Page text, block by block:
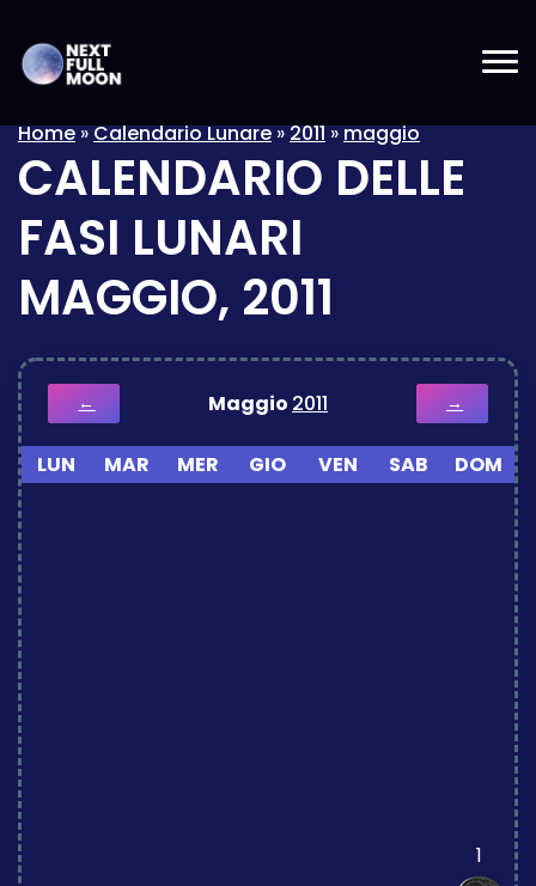
Home»Calendario Lunare»2011»maggio
CALENDARIO DELLE
FASI LUNARI
MAGGIO, 2011
← Maggio 2011 →
LUN MAR MER GIO VEN SAB DOM
1